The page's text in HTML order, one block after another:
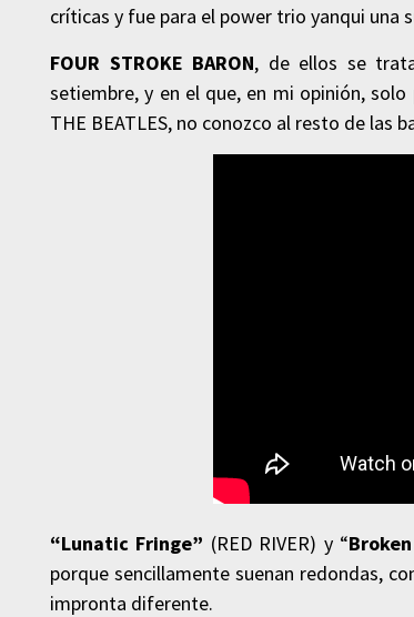
críticas y fue para el power trio yanqui una
FOUR STROKE BARON, de ellos se
setiembre, y en el que, en mi opinión,
THE BEATLES, no conozco al resto de las
“Lunatic Fringe” (RED RIVER) y “
porque sencillamente suenan redondas,
impronta diferente.